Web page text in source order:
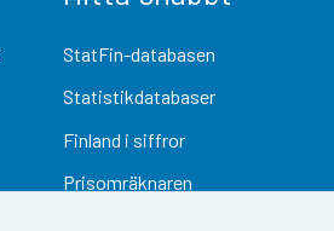
StatFin-databasen
Statistikdatabaser
Finland i siffror
Prisomräknaren